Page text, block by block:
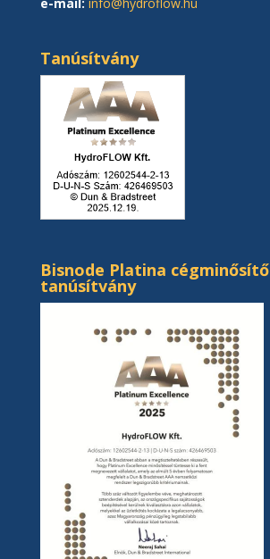
Tanúsítvány
Bisnode Platina cégminősítő
tanúsítvány